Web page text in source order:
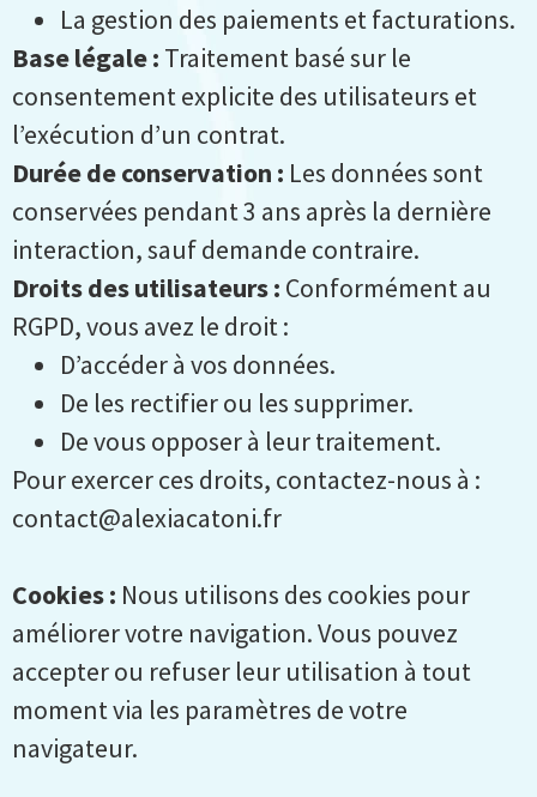
La gestion des paiements et facturations.
Base légale : Traitement basé sur le
consentement explicite des utilisateurs et
l’exécution d’un contrat.
Durée de conservation : Les données sont
conservées pendant 3 ans après la dernière
interaction, sauf demande contraire.
Droits des utilisateurs : Conformément au
RGPD, vous avez le droit :
D’accéder à vos données.
De les rectifier ou les supprimer.
De vous opposer à leur traitement.
Pour exercer ces droits, contactez-nous à :
contact@alexiacatoni.fr
Cookies : Nous utilisons des cookies pour
améliorer votre navigation. Vous pouvez
accepter ou refuser leur utilisation à tout
moment via les paramètres de votre
navigateur.